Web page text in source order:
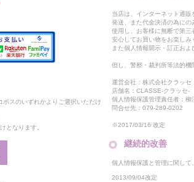
スのいずれかよりご選択いただけ
となります。
当店は、インターネット通
発送、また代金決済の為にの
使用し、お客様に無断で第三
安心してお買い物をお楽しみ
また個人情報開示・訂正お
但し、警察・裁判所等法的機
運営会社：株式会社クラッセ
店舗名：CLASSE-クラッセ-
個人情報保護管理責任者：
問合せ先：079-289-0202
※2017/03/16 改定
継続的改善
個人情報保護と管理に関して
2013/09/04改定